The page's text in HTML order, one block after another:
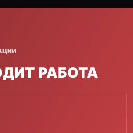
РАБОТА